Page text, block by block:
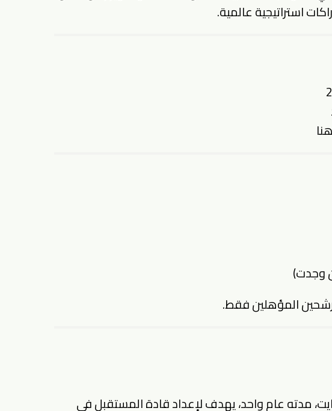
استراتيجية عالمية.
وجدت)
المؤهلين فقط.
مدته عام واحد، يهدف لإعداد قادة المستقبل في